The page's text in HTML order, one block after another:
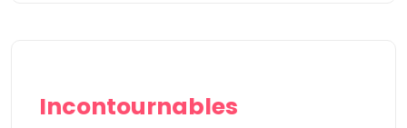
Incontournables